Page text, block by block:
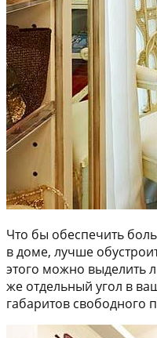
Что бы обеспечить
в доме, лучше
этого можно выделить
же отдельный угол в
габаритов свободного